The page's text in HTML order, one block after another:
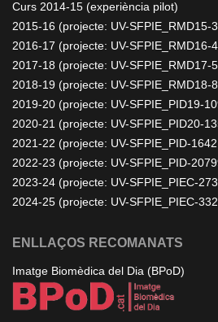
Curs 2014-15 (experiència pilot)
2015-16 (projecte: UV-SFPIE_RMD15-
2016-17 (projecte: UV-SFPIE_RMD16-
2017-18 (projecte: UV-SFPIE_RMD17-
2018-19 (projecte: UV-SFPIE_RMD18-
2019-20 (projecte: UV-SFPIE_PID19-
2020-21 (projecte: UV-SFPIE_PID20-
2021-22 (projecte: UV-SFPIE_PID-
2022-23 (projecte: UV-SFPIE_PID-
2023-24 (projecte: UV-SFPIE_PIEC-
2024-25 (projecte: UV-SFPIE_PIEC-
ENLLAÇOS RECOMANATS
Imatge Biomèdica del Dia (BPoD)